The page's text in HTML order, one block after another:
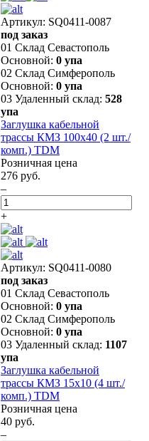
Артикул: SQ0411-0087
под заказ
01 Склад Севастополь
Основной: 0 упа
02 Склад Симферополь
Основной: 0 упа
03 Удаленный склад: 528
упа
Заглушка кабельной
трассы КМЗ 100x40 (2 шт./
комп.) TDM
Розничная цена
276 руб.
–
+
Артикул: SQ0411-0080
под заказ
01 Склад Севастополь
Основной: 0 упа
02 Склад Симферополь
Основной: 0 упа
03 Удаленный склад: 1107
упа
Заглушка кабельной
трассы КМЗ 15х10 (4 шт./
комп.) TDM
Розничная цена
40 руб.
–